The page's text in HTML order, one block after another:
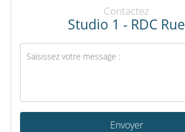
Contactez
Studio 1 - RDC Rue
Envoyer